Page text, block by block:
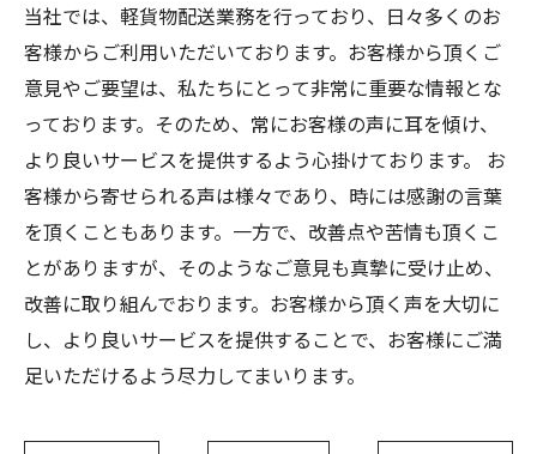
当社では、軽貨物配送業務を行っており、日々多くのお
客様からご利用いただいております。お客様から頂くご
意見やご要望は、私たちにとって非常に重要な情報とな
っております。そのため、常にお客様の声に耳を傾け、
より良いサービスを提供するよう心掛けております。 お
客様から寄せられる声は様々であり、時には感謝の言葉
を頂くこともあります。一方で、改善点や苦情も頂くこ
とがありますが、そのようなご意見も真摯に受け止め、
改善に取り組んでおります。お客様から頂く声を大切に
し、より良いサービスを提供することで、お客様にご満
足いただけるよう尽力してまいります。